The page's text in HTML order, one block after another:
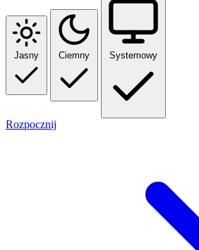
Jasny Ciemny Systemowy
Rozpocznij